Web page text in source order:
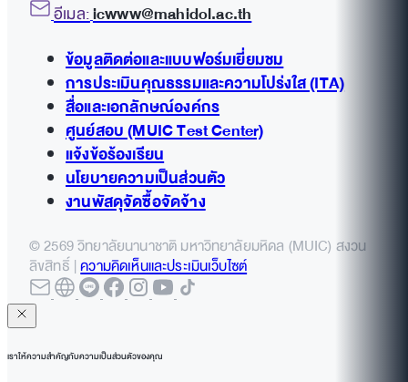
อีเมล:icwww@mahidol.ac.th
ข้อมูลติดต่อและแบบฟอร์มเยี่ยมชม
การประเมินคุณธรรมและความโปร่งใส (ITA)
สื่อและเอกลักษณ์องค์กร
ศูนย์สอบ (MUIC Test Center)
แจ้งข้อร้องเรียน
นโยบายความเป็นส่วนตัว
งานพัสดุจัดซื้อจัดจ้าง
© 2569 วิทยาลัยนานาชาติ มหาวิทยาลัยมหิดล (MUIC) สงวน
ลิขสิทธิ์ |ความคิดเห็นและประเมินเว็บไซต์
เราให้ความสำคัญกับความเป็นส่วนตัวของคุณ